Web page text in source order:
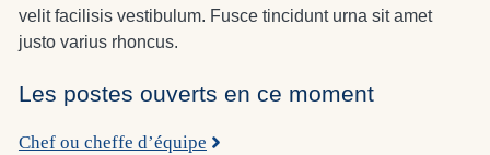
velit facilisis vestibulum. Fusce tincidunt urna sit amet
justo varius rhoncus.
Les postes ouverts en ce moment
Chef ou cheffe d’équipe